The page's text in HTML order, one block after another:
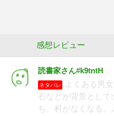
感想レビュー
読書家さん#k9tntH
ネタバレ
よくある男
石などが背景とし
ち、村がなくなる